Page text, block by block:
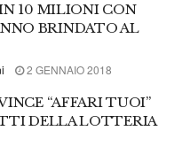
10 MILIONI CON
BRINDATO AL
2 GENNAIO 2018
“AFFARI TUOI”
DELLA LOTTERIA